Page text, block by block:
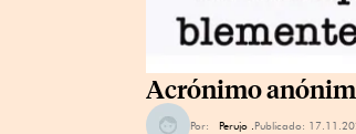
Acrónimo
Por: Perujo . Publicado: